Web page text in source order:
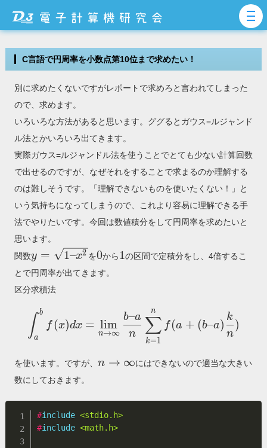
C言語で円周率を小数点第10位まで求めたい！
別に求めたくないですがレポートで求めろと言われてしまった
ので、求めます。
いろいろな方法があると思います。ググるとガウス=ルジャンド
ル法とかいろいろ出てきます。
実際ガウス=ルジャンドル法を使うことでとても少ない計算回数
で出せるのですが、なぜそれをすることで求まるのか理解する
のは難しそうです。「理解できないものを使いたくない！」と
いう気持ちになってしまうので、これより容易に理解できる手
法でやりたいです。今回は数値積分をして円周率を求めたいと
思います。
関数y=\sqrt{1
– x^2}
y = 1–x2 を0
0から1
1の区間で定積分をし、4倍するこ
とで円周率が出てきます。
区分求積法
\int_a^b f(x) dx =
∫a
b
f (x)dx =
n→∞
lim
n
b–a
k=1
∑
n
f (a + (b–a)
n
k
)
を使います。ですが、 n\to
n → ∞にはできないので適当な大きい
数にしておきます。
#include <stdio.h>
#include <math.h>